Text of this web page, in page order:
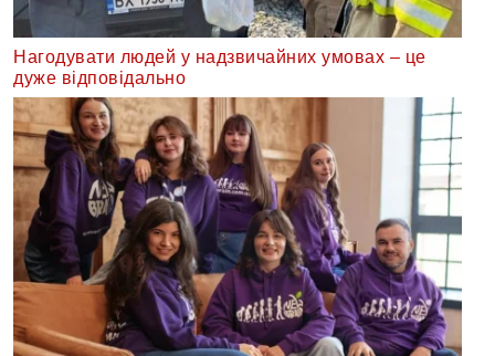
Нагодувати людей у надзвичайних умовах – це
дуже відповідально